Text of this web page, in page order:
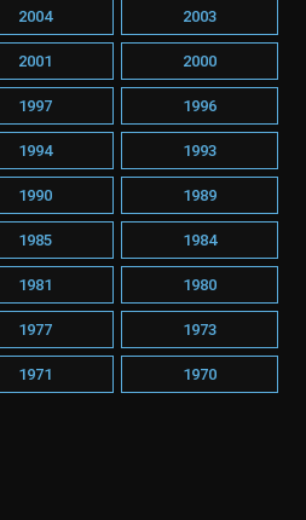
2004 2003
2001 2000
1997 1996
1994 1993
1990 1989
1985 1984
1981 1980
1977 1973
1971 1970